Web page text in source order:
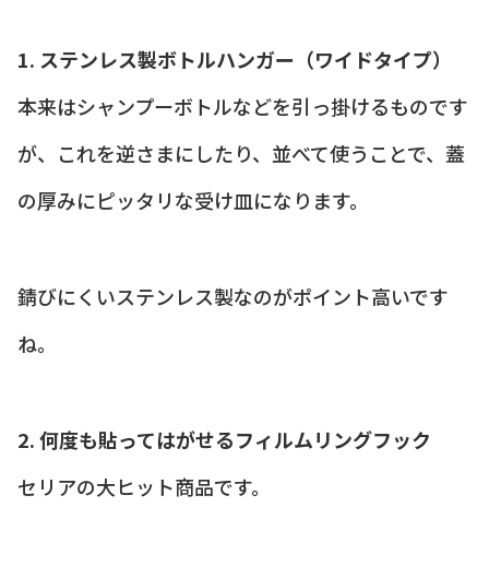
1. ステンレス製ボトルハンガー（ワイドタイプ）
本来はシャンプーボトルなどを引っ掛けるものです
が、これを逆さまにしたり、並べて使うことで、蓋
の厚みにピッタリな受け皿になります。
錆びにくいステンレス製なのがポイント高いです
ね。
2. 何度も貼ってはがせるフィルムリングフック
セリアの大ヒット商品です。